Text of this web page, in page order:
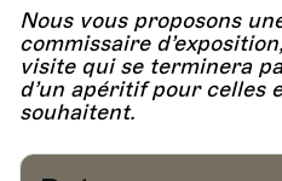
Nous vous proposons
commissaire
visite qui se terminera
d’un apéritif pour celles
souhaitent.